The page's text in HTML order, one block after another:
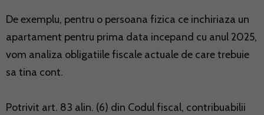
De exemplu, pentru o persoana fizica ce inchiriaza un
apartament pentru prima data incepand cu anul 2025,
vom analiza obligatiile fiscale actuale de care trebuie
sa tina cont.
Potrivit art. 83 alin. (6) din Codul fiscal, contribuabilii